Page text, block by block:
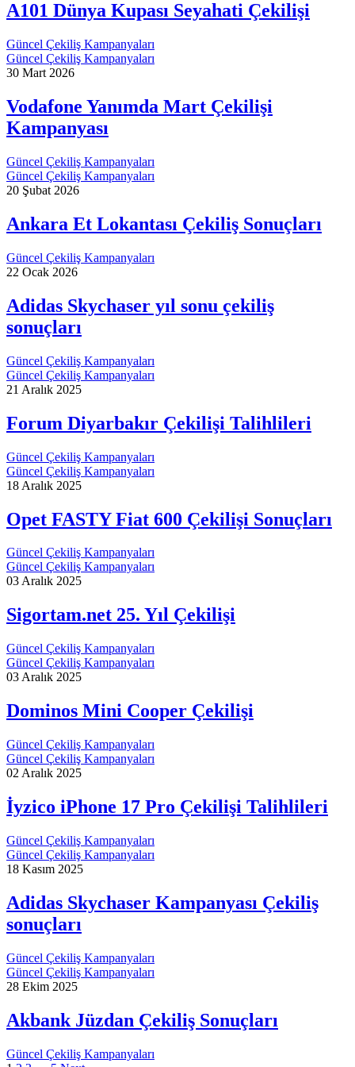
A101 Dünya Kupası Seyahati Çekilişi
Güncel Çekiliş Kampanyaları
Güncel Çekiliş Kampanyaları
30 Mart 2026
Vodafone Yanımda Mart Çekilişi
Kampanyası
Güncel Çekiliş Kampanyaları
Güncel Çekiliş Kampanyaları
20 Şubat 2026
Ankara Et Lokantası Çekiliş Sonuçları
Güncel Çekiliş Kampanyaları
22 Ocak 2026
Adidas Skychaser yıl sonu çekiliş
sonuçları
Güncel Çekiliş Kampanyaları
Güncel Çekiliş Kampanyaları
21 Aralık 2025
Forum Diyarbakır Çekilişi Talihlileri
Güncel Çekiliş Kampanyaları
Güncel Çekiliş Kampanyaları
18 Aralık 2025
Opet FASTY Fiat 600 Çekilişi Sonuçları
Güncel Çekiliş Kampanyaları
Güncel Çekiliş Kampanyaları
03 Aralık 2025
Sigortam.net 25. Yıl Çekilişi
Güncel Çekiliş Kampanyaları
Güncel Çekiliş Kampanyaları
03 Aralık 2025
Dominos Mini Cooper Çekilişi
Güncel Çekiliş Kampanyaları
Güncel Çekiliş Kampanyaları
02 Aralık 2025
İyzico iPhone 17 Pro Çekilişi Talihlileri
Güncel Çekiliş Kampanyaları
Güncel Çekiliş Kampanyaları
18 Kasım 2025
Adidas Skychaser Kampanyası Çekiliş
sonuçları
Güncel Çekiliş Kampanyaları
Güncel Çekiliş Kampanyaları
28 Ekim 2025
Akbank Jüzdan Çekiliş Sonuçları
Güncel Çekiliş Kampanyaları